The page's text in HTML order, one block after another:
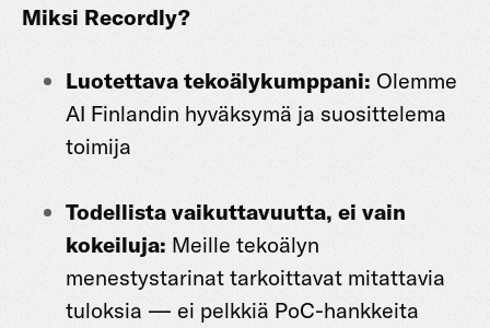
Miksi Recordly?
Luotettava tekoälykumppani: Olemme
AI Finlandin hyväksymä ja suosittelema
toimija
Todellista vaikuttavuutta, ei vain
kokeiluja: Meille tekoälyn
menestystarinat tarkoittavat mitattavia
tuloksia — ei pelkkiä PoC-hankkeita